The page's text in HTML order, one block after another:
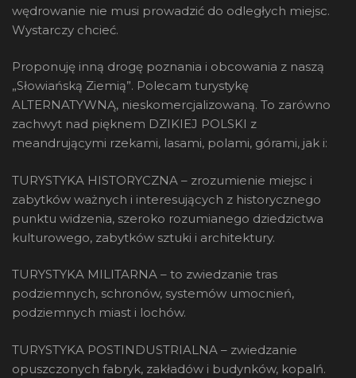
wędrowanie nie musi prowadzić do odległych miejsc.
Wystarczy chcieć.
Proponuję inną drogę poznania i obcowania z naszą
„Słowiańską Ziemią”. Polecam turystykę
ALTERNATYWNĄ, nieskomercjalizowaną. To zarówno
zachwyt nad pięknem DZIKIEJ POLSKI z
meandrującymi rzekami, lasami, polami, górami, jak i:
TURYSTYKA HISTORYCZNA – zrozumienie miejsc i
zabytków ważnych i interesujących z historycznego
punktu widzenia, szeroko rozumianego dziedzictwa
kulturowego, zabytków sztuki i architektury.
TURYSTYKA MILITARNA – to zwiedzanie tras
podziemnych, schronów, systemów umocnień,
podziemnych miast i lochów.
TURYSTYKA POSTINDUSTRIALNA – zwiedzanie
opuszczonych fabryk, zakładów i budynków, kopalń.